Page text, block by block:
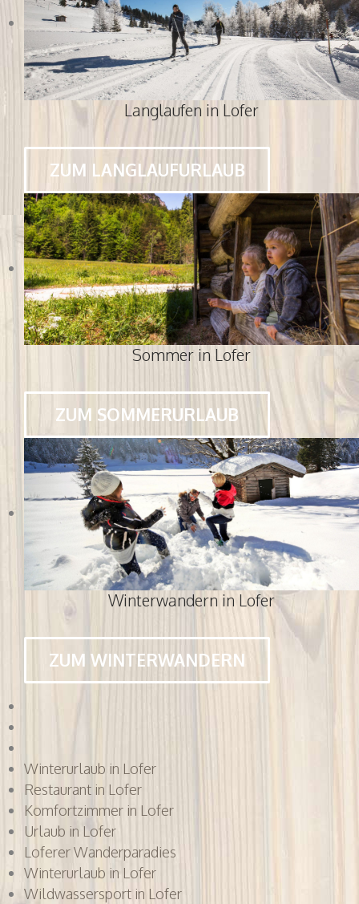
Langlaufen in Lofer
ZUM LANGLAUFURLAUB
Sommer in Lofer
ZUM SOMMERURLAUB
Winterwandern in Lofer
ZUM WINTERWANDERN
Winterurlaub in Lofer
Restaurant in Lofer
Komfortzimmer in Lofer
Urlaub in Lofer
Loferer Wanderparadies
Winterurlaub in Lofer
Wildwassersport in Lofer